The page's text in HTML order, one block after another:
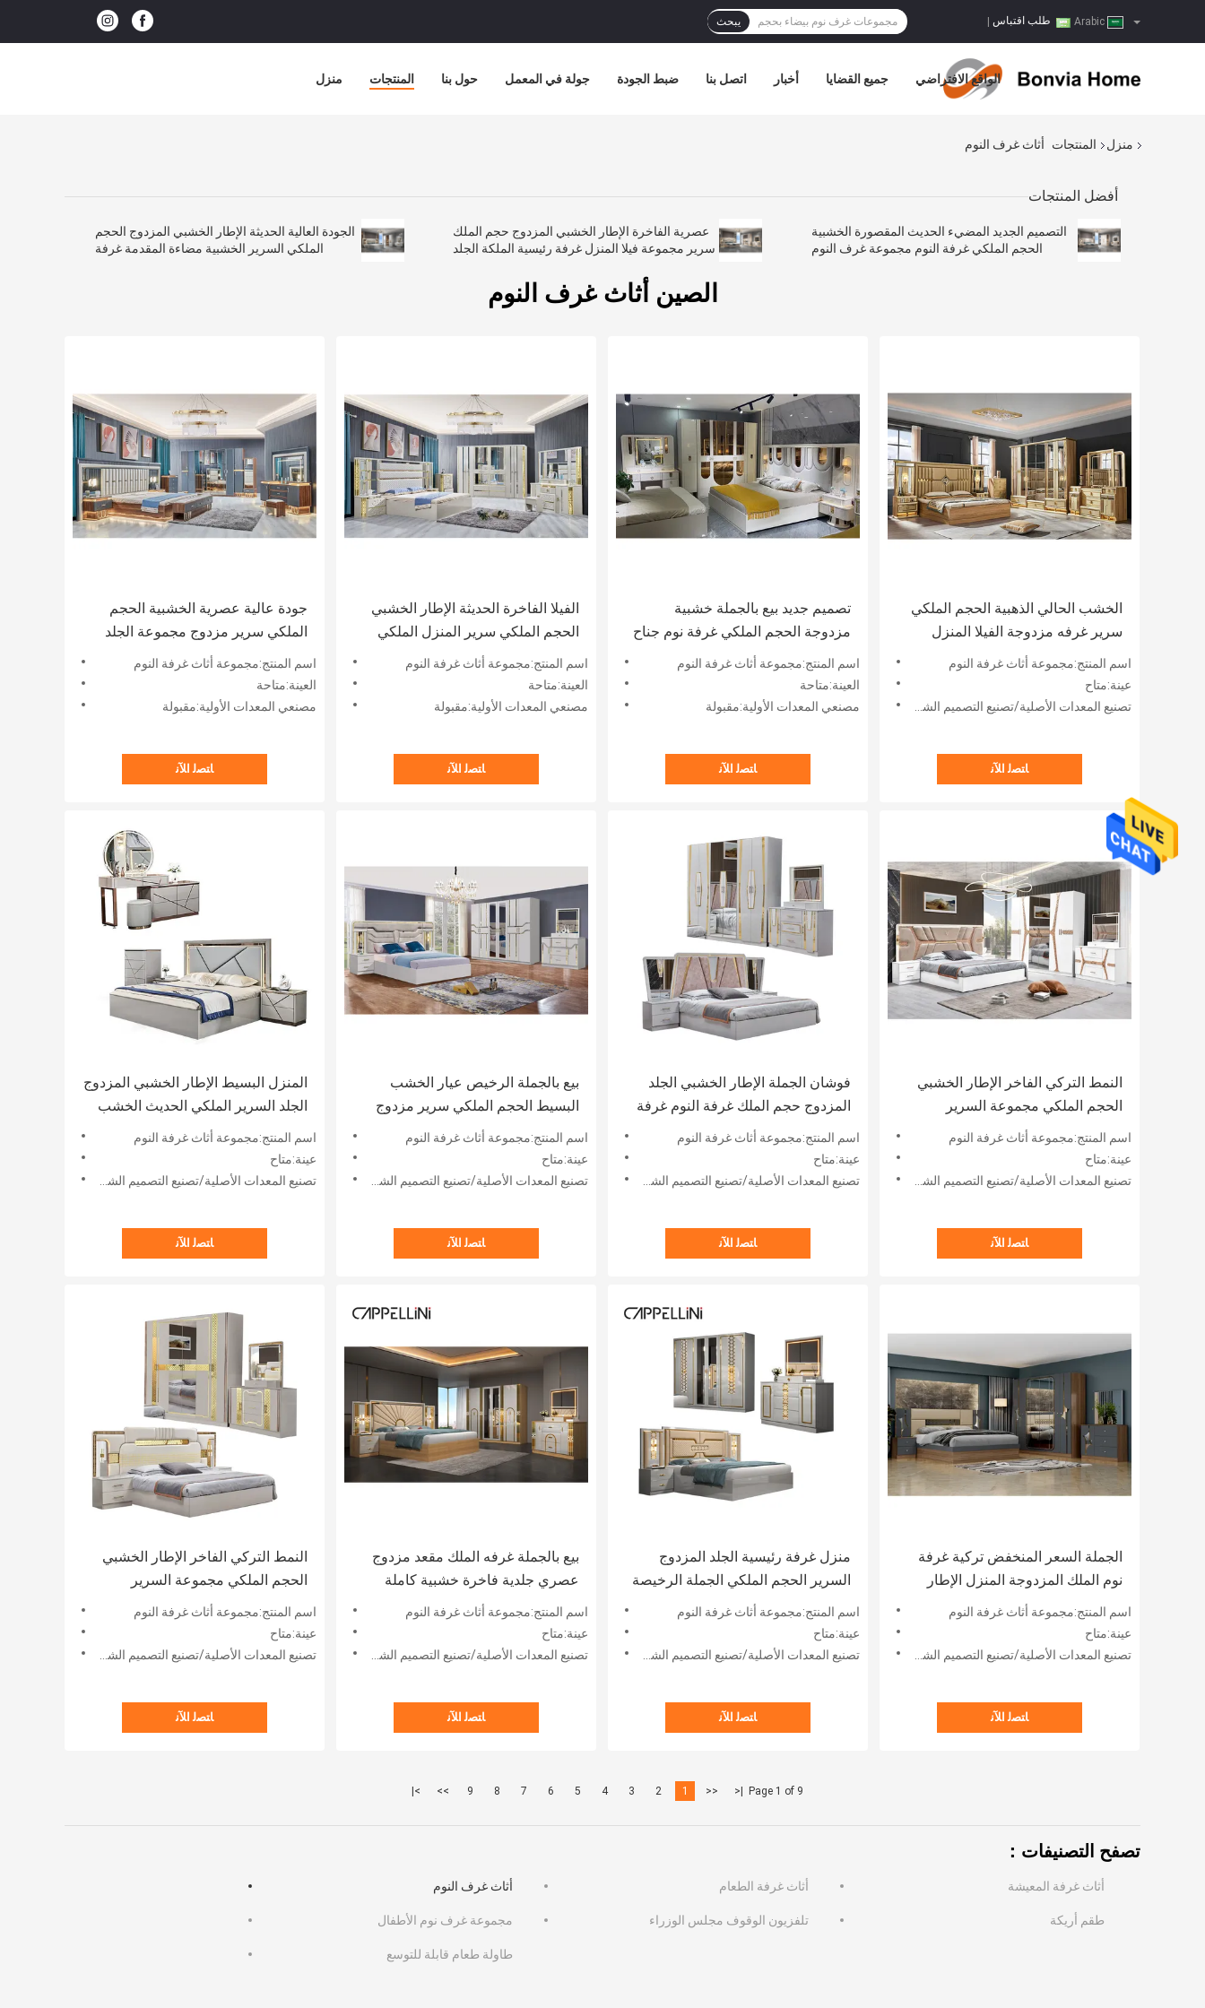
طلب اقتباس يبحث
منزل المنتجات حول بنا جولة في المعمل ضبط الجودة اتصل بنا أخبار جميع القضايا الواقع الافتراضي
منزل المنتجات أثاث غرف النوم
أفضل المنتجات
الجودة العالية الحديثة الإطار الخشبي المزدوج الحجم
الملكي السرير الخشبية مضاءة المقدمة غرفة
عصرية الفاخرة الإطار الخشبي المزدوج حجم الملك
سرير مجموعة فيلا المنزل غرفة رئيسية الملكة الجلد
التصميم الجديد المضيء الحديث المقصورة الخشبية
الحجم الملكي غرفة النوم مجموعة غرف النوم
الصين أثاث غرف النوم
جودة عالية عصرية الخشبية الحجم
الملكي سرير مزدوج مجموعة الجلد
الصفحة العلوية الخشب الفاخرة الأثاث
المنزل مجموعات غرفة النوم
اسم المنتج:مجموعة أثاث غرفة النوم
العينة:متاحة
مصنعي المعدات الأولية:مقبولة
ﺎﺘﺼﻟ ﺍﻶﻧ
الفيلا الفاخرة الحديثة الإطار الخشبي
الحجم الملكي سرير المنزل الملكي
الكلاسيكي الخشبي الملكة الجلد
المزدوج مجموعة أثاث غرفة نوم كاملة
اسم المنتج:مجموعة أثاث غرفة النوم
العينة:متاحة
مصنعي المعدات الأولية:مقبولة
ﺎﺘﺼﻟ ﺍﻶﻧ
تصميم جديد بيع بالجملة خشبية
مزدوجة الحجم الملكي غرفة نوم جناح
الخشب الإطار العصري الأثاث المنزل
الخشبية الفاخرة مجموعات غرفة النوم
اسم المنتج:مجموعة أثاث غرفة النوم
العينة:متاحة
مصنعي المعدات الأولية:مقبولة
ﺎﺘﺼﻟ ﺍﻶﻧ
الخشب الحالي الذهبية الحجم الملكي
سرير غرفه مزدوجة الفيلا المنزل
الملكي الملكة الكاملة الخشب مجموعة
أثاث غرفة نوم فاخرة
اسم المنتج:مجموعة أثاث غرفة النوم
عينة:متاح
تصنيع المعدات الأصلية/تصنيع التصميم الشخصي:مقبول
ﺎﺘﺼﻟ ﺍﻶﻧ
المنزل البسيط الإطار الخشبي المزدوج
الجلد السرير الملكي الحديث الخشب
الفاخر كامل حجم الملكة مجموعة أثاث
غرفة النوم
اسم المنتج:مجموعة أثاث غرفة النوم
عينة:متاح
تصنيع المعدات الأصلية/تصنيع التصميم الشخصي:مقبول
ﺎﺘﺼﻟ ﺍﻶﻧ
بيع بالجملة الرخيص عيار الخشب
البسيط الحجم الملكي سرير مزدوج
شقة منزلية خشبية حديثة فاخرة تركية
مجموعة أثاث غرفة نوم كاملة
اسم المنتج:مجموعة أثاث غرفة النوم
عينة:متاح
تصنيع المعدات الأصلية/تصنيع التصميم الشخصي:مقبول
ﺎﺘﺼﻟ ﺍﻶﻧ
فوشان الجملة الإطار الخشبي الجلد
المزدوج حجم الملك غرفة النوم غرفة
النوم المنزل الملكة الخشبية كاملة
رخيصة المعدات الحديثة الفاخرة غرفة
النوم مجموعة
اسم المنتج:مجموعة أثاث غرفة النوم
عينة:متاح
تصنيع المعدات الأصلية/تصنيع التصميم الشخصي:مقبول
ﺎﺘﺼﻟ ﺍﻶﻧ
النمط التركي الفاخر الإطار الخشبي
الحجم الملكي مجموعة السرير
الرئيسي الرئيسي الحديث الكلاسيكي
كامل المنزل أثاث غرفة نوم خشبية
اسم المنتج:مجموعة أثاث غرفة النوم
عينة:متاح
تصنيع المعدات الأصلية/تصنيع التصميم الشخصي:مقبول
ﺎﺘﺼﻟ ﺍﻶﻧ
النمط التركي الفاخر الإطار الخشبي
الحجم الملكي مجموعة السرير
الرئيسي الرئيسي الحديث الكلاسيكي
كامل المنزل أثاث غرفة نوم خشبية
اسم المنتج:مجموعة أثاث غرفة النوم
عينة:متاح
تصنيع المعدات الأصلية/تصنيع التصميم الشخصي:مقبول
ﺎﺘﺼﻟ ﺍﻶﻧ
بيع بالجملة غرفه الملك مقعد مزدوج
عصري جلدية فاخرة خشبية كاملة
ملكة أثاث غرفة نوم رخيصة
اسم المنتج:مجموعة أثاث غرفة النوم
عينة:متاح
تصنيع المعدات الأصلية/تصنيع التصميم الشخصي:مقبول
ﺎﺘﺼﻟ ﺍﻶﻧ
منزل غرفة رئيسية الجلد المزدوج
السرير الحجم الملكي الجملة الرخيصة
مجموعة كاملة من أثاث غرفة النوم
اسم المنتج:مجموعة أثاث غرفة النوم
عينة:متاح
تصنيع المعدات الأصلية/تصنيع التصميم الشخصي:مقبول
ﺎﺘﺼﻟ ﺍﻶﻧ
الجملة السعر المنخفض تركية غرفة
نوم الملك المزدوجة المنزل الإطار
الخشبي Mdf العصرية الفاخرة كاملة
حجم أثاث غرفة النوم مجموعة
اسم المنتج:مجموعة أثاث غرفة النوم
عينة:متاح
تصنيع المعدات الأصلية/تصنيع التصميم الشخصي:مقبول
ﺎﺘﺼﻟ ﺍﻶﻧ
Page 1 of 9
|<
<<
1
2
3
4
5
6
7
8
9
>>
>|
تصفح التصنيفات：
أثاث غرف النوم أثاث غرفة الطعام أثاث غرفة المعيشة
مجموعة غرف نوم الأطفال تلفزيون الوقوف مجلس الوزراء طقم أريكة
طاولة طعام قابلة للتوسع